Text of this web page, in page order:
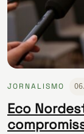
JORNALISMO
Eco